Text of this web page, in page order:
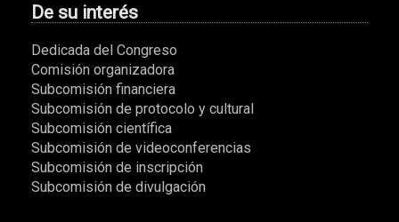
De su interés
Dedicada del Congreso
Comisión organizadora
Subcomisión financiera
Subcomisión de protocolo y cultural
Subcomisión científica
Subcomisión de videoconferencias
Subcomisión de inscripción
Subcomisión de divulgación